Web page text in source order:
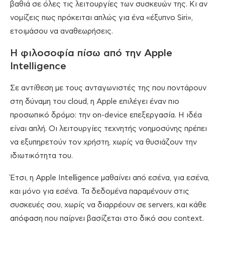
βαθιά σε όλες τις λειτουργίες των συσκευών της. Κι αν
νομίζεις πως πρόκειται απλώς για ένα «έξυπνο Siri»,
ετοιμάσου να αναθεωρήσεις.
Η φιλοσοφία πίσω από την Apple
Intelligence
Σε αντίθεση με τους ανταγωνιστές της που ποντάρουν
στη δύναμη του cloud, η Apple επιλέγει έναν πιο
προσωπικό δρόμο: την on-device επεξεργασία. Η ιδέα
είναι απλή. Οι λειτουργίες τεχνητής νοημοσύνης πρέπει
να εξυπηρετούν τον χρήστη, χωρίς να θυσιάζουν την
ιδιωτικότητα του.
Έτσι, η Apple Intelligence μαθαίνει από εσένα, για εσένα,
και μόνο για εσένα. Τα δεδομένα παραμένουν στις
συσκευές σου, χωρίς να διαρρέουν σε servers, και κάθε
απόφαση που παίρνει βασίζεται στο δικό σου context.